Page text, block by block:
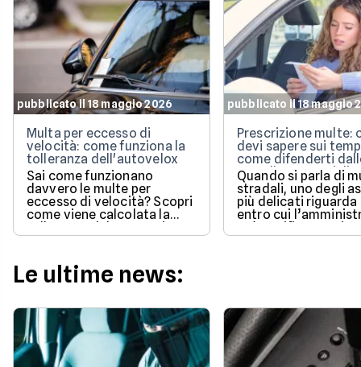
pubblicato il 18 maggio 2026
Multa per eccesso di
velocità: come funziona la
tolleranza dell'autovelox
Sai come funzionano
davvero le multe per
eccesso di velocità? Scopri
come viene calcolata la
tolleranza del 5% prevista
dalla legge e quali sono le
2026 per evitare brutte
sorprese alla guida.
pubblicato il 18 maggio
Prescrizione multe:
devi sapere sui
come difenderti
cartelle esattoriali
Quando si parla di
stradali, uno degli
più delicati riguarda
entro cui
può notificare o
un pagamento.
Le ultime news: